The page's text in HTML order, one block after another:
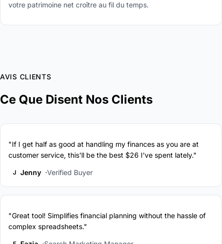
votre patrimoine net croître au fil du temps.
AVIS CLIENTS
Ce Que Disent Nos Clients
"If I get half as good at handling my finances as you are at
customer service, this'll be the best $26 I've spent lately."
J Jenny Verified Buyer
"Great tool! Simplifies financial planning without the hassle of
complex spreadsheets."